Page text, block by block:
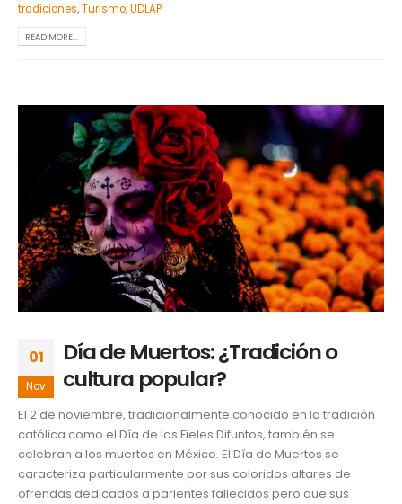
tradiciones,Turismo,UDLAP
READ MORE...
01
Nov
Día de Muertos: ¿Tradición o
cultura popular?
El 2 de noviembre, tradicionalmente conocido en la tradición
católica como el Día de los Fieles Difuntos, también se
celebran a los muertos en México. El Día de Muertos se
caracteriza particularmente por sus coloridos altares de
ofrendas dedicados a parientes fallecidos pero que sus